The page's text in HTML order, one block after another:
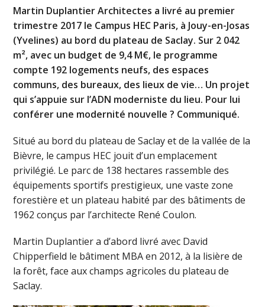
Martin Duplantier Architectes a livré au premier
trimestre 2017 le Campus HEC Paris, à Jouy-en-Josas
(Yvelines) au bord du plateau de Saclay. Sur 2 042
m², avec un budget de 9,4 M€, le programme
compte 192 logements neufs, des espaces
communs, des bureaux, des lieux de vie… Un projet
qui s’appuie sur l’ADN moderniste du lieu. Pour lui
conférer une modernité nouvelle ? Communiqué.
Situé au bord du plateau de Saclay et de la vallée de la
Bièvre, le campus HEC jouit d’un emplacement
privilégié. Le parc de 138 hectares rassemble des
équipements sportifs prestigieux, une vaste zone
forestière et un plateau habité par des bâtiments de
1962 conçus par l’architecte René Coulon.
Martin Duplantier a d’abord livré avec David
Chipperfield le bâtiment MBA en 2012, à la lisière de
la forêt, face aux champs agricoles du plateau de
Saclay.